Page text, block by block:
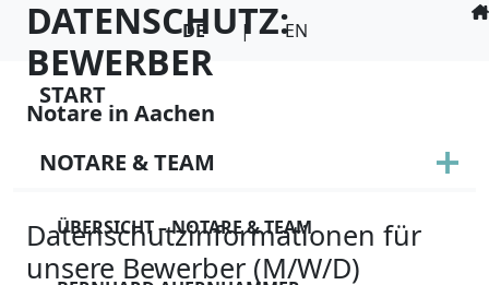
START
LEISTUNGEN
Übersicht – Notare
Übersicht –
Kauf vom Bauträger
Eigentumswohnung
Übersicht –
BGB-Gesellschaften
MoPeG: Infoletter
für Fachkundige
Übersicht – Kontakt
Urheberrecht
DE | EN
START
NOTARE & TEAM
ÜBERSICHT – NOTARE & TEAM
DATENSCHUTZ:
BEWERBER
Notare in Aachen
Datenschutzinformationen für
unsere Bewerber (M/W/D)